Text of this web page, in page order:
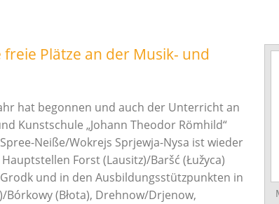
freie Plätze an der Musik- und
hat begonnen und auch der Unterricht an
Kunstschule „Johann Theodor Römhild“
Neiße/Wokrejs Sprjewja-Nysa ist wieder
Forst (Lausitz)/Baršć (Łužyca)
und in den Ausbildungsstützpunkten in
Bórkowy (Błota), Drehnow/Drjenow,